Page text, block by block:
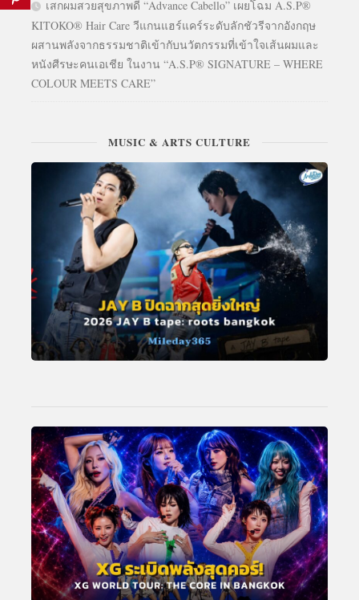
เสกผมสวยสุขภาพดี “Advance Cabello” เผยโฉม A.S.P®
KITOKO® Hair Care วีแกนแฮร์แคร์ระดับลักชัวรีจากอังกฤษ
ผสานพลังจากธรรมชาติเข้ากับนวัตกรรมที่เข้าใจเส้นผมและ
หนังศีรษะคนเอเชีย ในงาน “A.S.P® SIGNATURE – WHERE
COLOUR MEETS CARE”
MUSIC & ARTS CULTURE